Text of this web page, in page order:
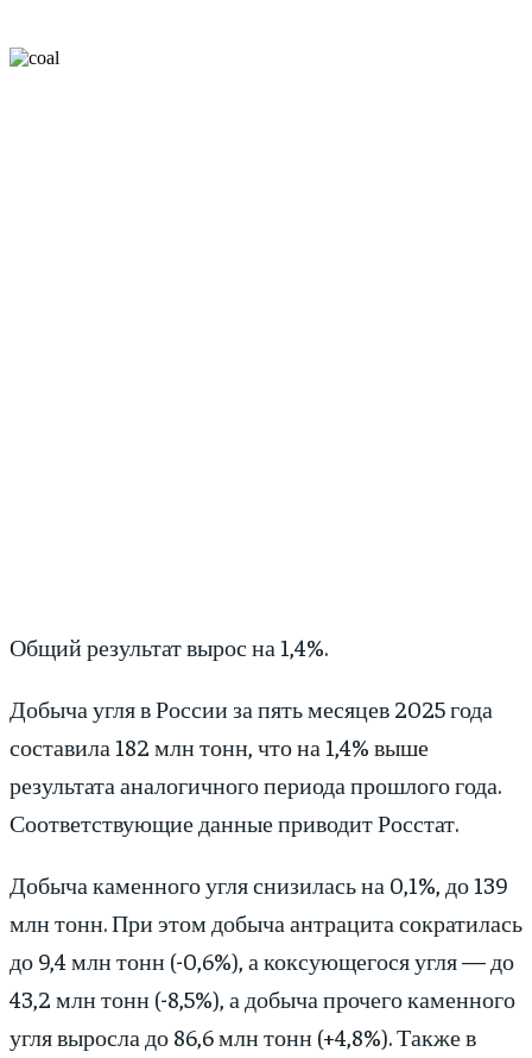
Общий результат вырос на 1,4%.
Добыча угля в России за пять месяцев 2025 года
составила 182 млн тонн, что на 1,4% выше
результата аналогичного периода прошлого года.
Соответствующие данные приводит Росстат.
Добыча каменного угля снизилась на 0,1%, до 139
млн тонн. При этом добыча антрацита сократилась
до 9,4 млн тонн (-0,6%), а коксующегося угля — до
43,2 млн тонн (-8,5%), а добыча прочего каменного
угля выросла до 86,6 млн тонн (+4,8%). Также в